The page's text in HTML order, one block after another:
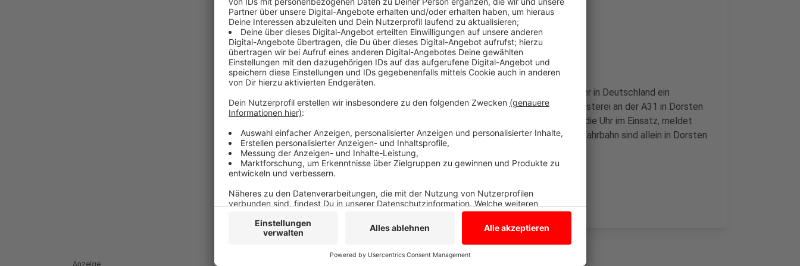
A31 Autobahnmeisterei Dorsten ist gewappnet
Anzeige
Das bedeutet, es steht für die mehr als 13.000 Autobahnkilometer in Deutschland ein
flächendeckender Winterdienst bereit. Allein bei der Autobahnmeisterei an der A31 in Dorsten
sind bei Bedarf 28 Mitarbeiter mit 10 Spezialfahrzeugen rund um die Uhr im Einsatz, meldet
Autobahn Westfalen. Für die benötigte Sole zum Besprühen der Fahrbahn sind allein in Dorsten
mehr als 1800 Tonnen Salz eingelagert.
Anzeige
Anzeige